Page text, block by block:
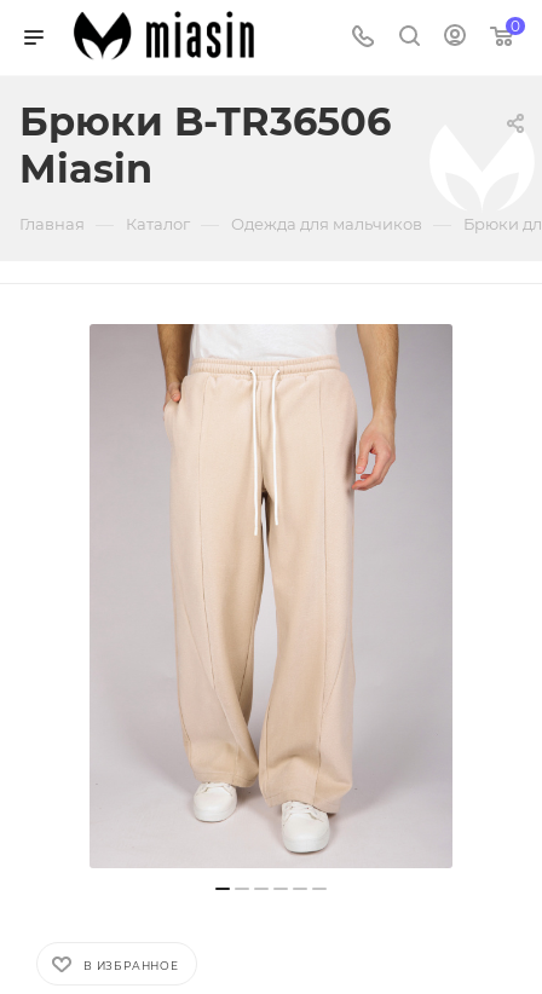
0
Брюки B-TR36506
Miasin
Главная Каталог Одежда для мальчиков Брюки
В ИЗБРАННОЕ